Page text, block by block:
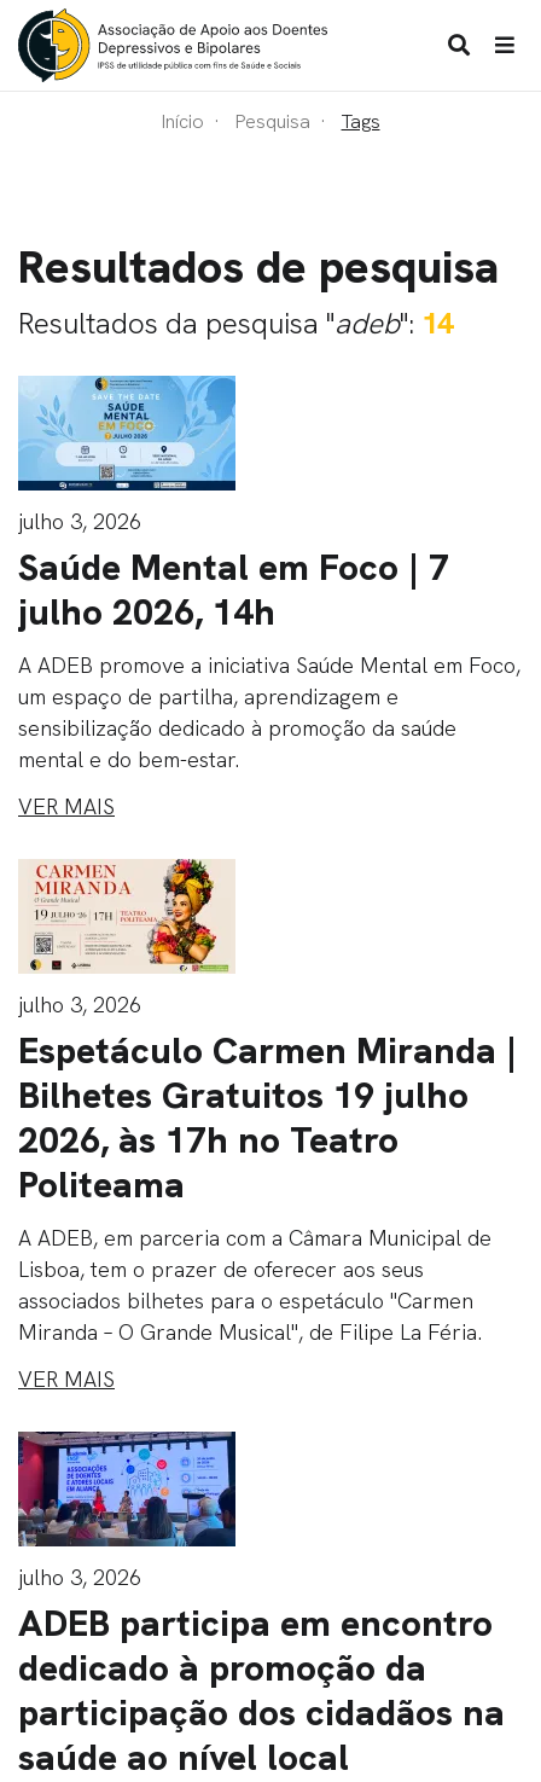
Início Pesquisa Tags
Resultados de pesquisa
Resultados da pesquisa "adeb": 14
julho 3, 2026
Saúde Mental em Foco | 7
julho 2026, 14h
A ADEB promove a iniciativa Saúde Mental em Foco,
um espaço de partilha, aprendizagem e
sensibilização dedicado à promoção da saúde
mental e do bem-estar.
VER MAIS
julho 3, 2026
Espetáculo Carmen Miranda |
Bilhetes Gratuitos 19 julho
2026, às 17h no Teatro
Politeama
A ADEB, em parceria com a Câmara Municipal de
Lisboa, tem o prazer de oferecer aos seus
associados bilhetes para o espetáculo "Carmen
Miranda – O Grande Musical", de Filipe La Féria.
VER MAIS
julho 3, 2026
ADEB participa em encontro
dedicado à promoção da
participação dos cidadãos na
saúde ao nível local